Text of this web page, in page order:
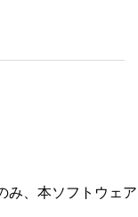
み、本ソフトウェ